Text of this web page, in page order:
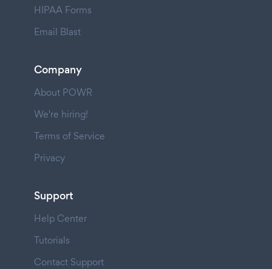
HIPAA Forms
Email Blast
Company
About POWR
We're hiring!
Terms of Service
Privacy
Support
Help Center
Tutorials
Contact Support